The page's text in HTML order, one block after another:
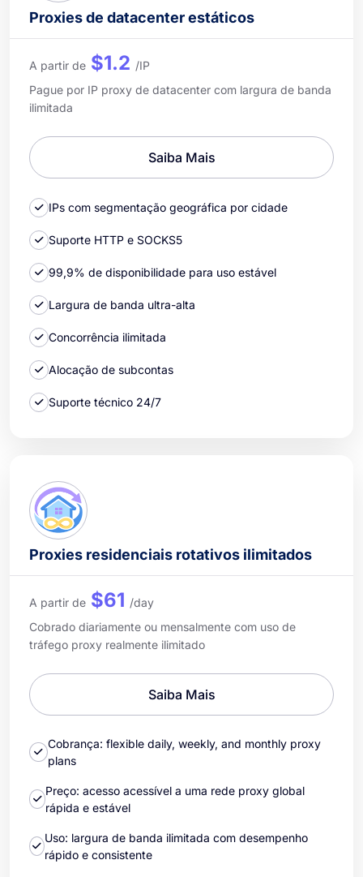
Proxies de datacenter estáticos
A partir de $1.2 /IP
Pague por IP proxy de datacenter com largura de banda
ilimitada
Saiba Mais
IPs com segmentação geográfica por cidade
Suporte HTTP e SOCKS5
99,9% de disponibilidade para uso estável
Largura de banda ultra-alta
Concorrência ilimitada
Alocação de subcontas
Suporte técnico 24/7
Proxies residenciais rotativos ilimitados
A partir de $61 /day
Cobrado diariamente ou mensalmente com uso de
tráfego proxy realmente ilimitado
Saiba Mais
Cobrança: flexible daily, weekly, and monthly proxy
plans
Preço: acesso acessível a uma rede proxy global
rápida e estável
Uso: largura de banda ilimitada com desempenho
rápido e consistente